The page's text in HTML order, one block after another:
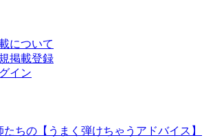
について
掲載登録
イン
ちの【うまく弾けちゃうアドバイス】